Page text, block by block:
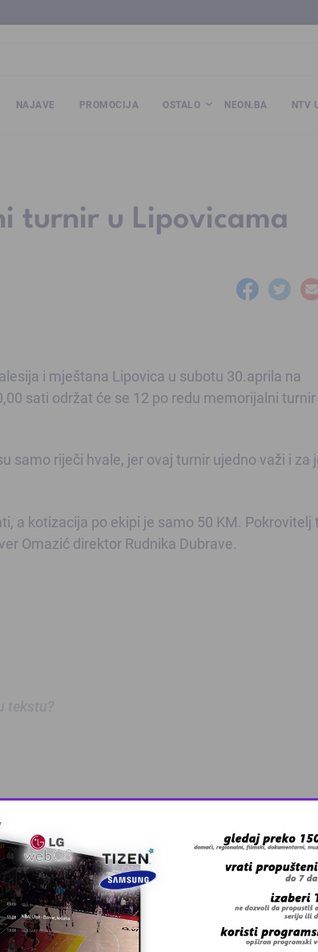
NAJAVE PROMOCIJA OSTALO NEON.BA NTV
turnir u Lipovicama
i mještana Lipovica u subotu 30.aprila na
sati održat će se 12 po redu memorijalni turnir
samo riječi hvale, jer ovaj turnir ujedno važi i za
a kotizacija po ekipi je samo 50 KM. Pokrovitelj
Omazić direktor Rudnika Dubrave.